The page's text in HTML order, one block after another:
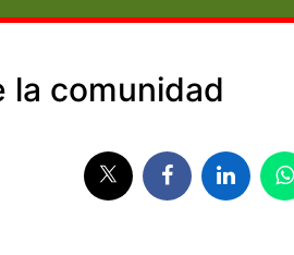
la comunidad